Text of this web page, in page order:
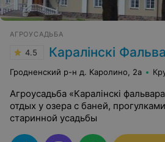
АГРОУСАДЬБА
4.5 Каралінскі
Гродненский р-н д. Каролино, 2а
Агроусадьба «Каралінскі
отдых у озера с баней,
старинной усадьбы